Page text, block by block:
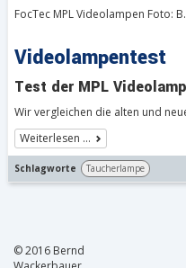
FocTec MPL Videolampen Foto:
Videolampentest
Test der MPL
Wir vergleichen die alten und
Weiterlesen …
Schlagworte Taucherlampe
© 2016 Bernd